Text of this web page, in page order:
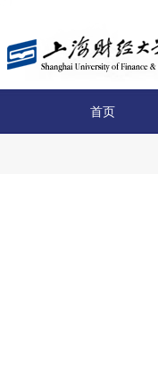
首页